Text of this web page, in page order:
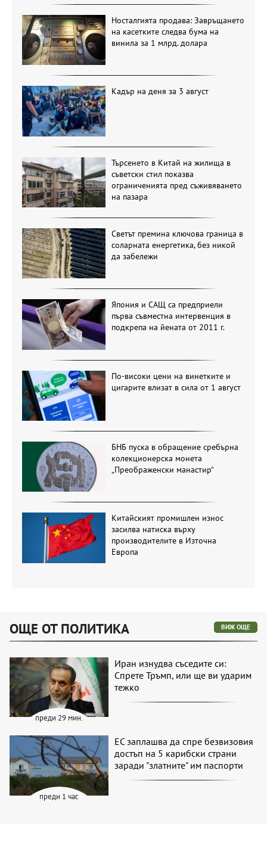
Носталгията продава: Завръщането
на касетките следва бума на
винила за 1 млрд. долара
Кадър на деня за 3 август
Търсенето в Китай на жилища в
съветски стил показва
ограниченията пред съживяването
на пазара
Светът премина ключова граница в
соларната енергетика, без никой
да забележи
Япония и САЩ са предприели
първа съвместна интервенция в
подкрепа на йената от 2011 г.
По-високи цени на винетките и
цигарите влизат в сила от 1 август
БНБ пуска в обращение сребърна
колекционерска монета
„Преображенски манастир“
Китайският промишлен износ
засилва натиска върху
производителите в Източна
Европа
ОЩЕ ОТ ПОЛИТИКА ВИЖ ОЩЕ
преди 29 мин.
Иран изнудва съседите си:
Спрете Тръмп, или ще ви ударим
тежко
преди 1 час
ЕС заплашва да спре безвизовия
достъп на 5 карибски страни
заради "златните" им паспорти